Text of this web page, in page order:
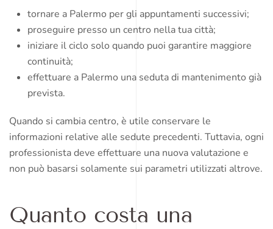
tornare a Palermo per gli appuntamenti successivi;
proseguire presso un centro nella tua città;
iniziare il ciclo solo quando puoi garantire maggiore
continuità;
effettuare a Palermo una seduta di mantenimento già
prevista.
Quando si cambia centro, è utile conservare le
informazioni relative alle sedute precedenti. Tuttavia, ogni
professionista deve effettuare una nuova valutazione e
non può basarsi solamente sui parametri utilizzati altrove.
Quanto costa una